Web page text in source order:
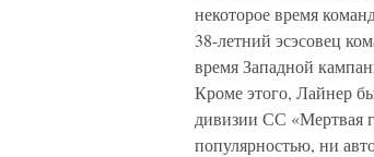
некоторое время
38-летний эсэсовец
время Западной
Кроме этого, Лайнер
дивизии СС «Мертвая
популярностью, ни